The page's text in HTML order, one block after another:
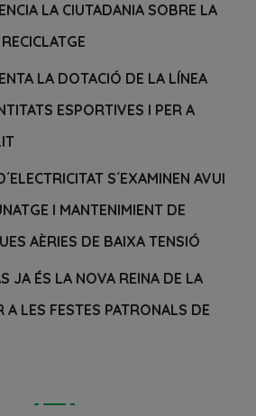
LA CIUTADANIA SOBRE LA
LA DOTACIÓ DE LA LÍNEA
ESPORTIVES I PER A
S´EXAMINEN AVUI
I MANTENIMIENT DE
AÈRIES DE BAIXA TENSIÓ
JA ÉS LA NOVA REINA DE LA
A LES FESTES PATRONALS DE